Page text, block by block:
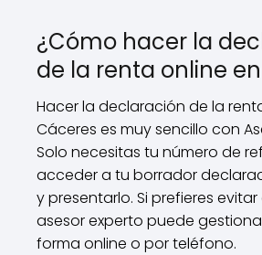
¿Cómo hacer la
de la renta online
Hacer la declaración de la
Cáceres es muy sencillo con
Solo necesitas tu número de
acceder a tu borrador
y presentarlo. Si prefieres evitar
asesor experto puede
forma online o por teléfono.